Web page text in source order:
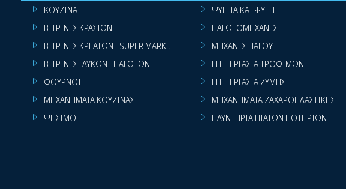
ΚΟΥΖΙΝΑ
ΒΙΤΡΙΝΕΣ ΚΡΑΣΙΩΝ
ΒΙΤΡΙΝΕΣ ΚΡΕΑΤΩΝ - SUPER MARKET
ΒΙΤΡΙΝΕΣ ΓΛΥΚΩΝ - ΠΑΓΩΤΩΝ
ΦΟΥΡΝΟΙ
ΜΗΧΑΝΗΜΑΤΑ ΚΟΥΖΙΝΑΣ
ΨΗΣΙΜΟ
ΨΥΓΕΙΑ ΚΑΙ ΨΥΞΗ
ΠΑΓΩΤΟΜΗΧΑΝΕΣ
ΜΗΧΑΝΕΣ ΠΑΓΟΥ
ΕΠΕΞΕΡΓΑΣΙΑ ΤΡΟΦΙΜΩΝ
ΕΠΕΞΕΡΓΑΣΙΑ ΖΥΜΗΣ
ΜΗΧΑΝΗΜΑΤΑ ΖΑΧΑΡΟΠΛΑΣΤΙΚΗΣ
ΠΛΥΝΤΗΡΙΑ ΠΙΑΤΩΝ ΠΟΤΗΡΙΩΝ